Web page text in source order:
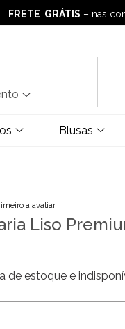
FRETE GRÁTIS – nas
FRETE GRÁTIS– nas
Blusas
a avaliar
Liso
de estoque e